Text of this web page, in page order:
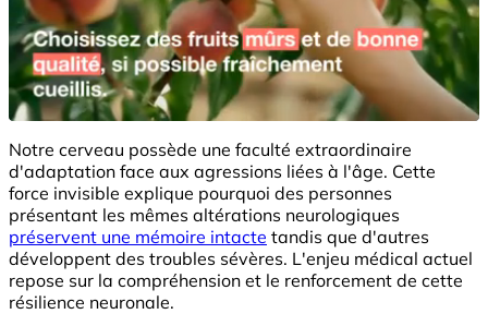
Notre cerveau possède une faculté extraordinaire
d'adaptation face aux agressions liées à l'âge. Cette
force invisible explique pourquoi des personnes
présentant les mêmes altérations neurologiques
préservent une mémoire intacte tandis que d'autres
développent des troubles sévères. L'enjeu médical actuel
repose sur la compréhension et le renforcement de cette
résilience neuronale.